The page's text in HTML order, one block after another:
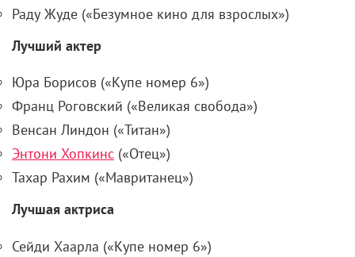
Раду Жуде («Безумное кино для взрослых»)
Лучший актер
Юра Борисов («Купе номер 6»)
Франц Роговский («Великая свобода»)
Венсан Линдон («Титан»)
Энтони Хопкинс («Отец»)
Тахар Рахим («Мавританец»)
Лучшая актриса
Сейди Хаарла («Купе номер 6»)